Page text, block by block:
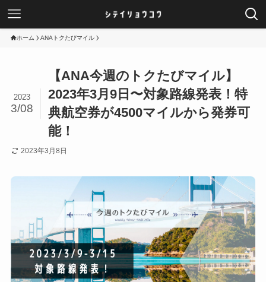
ホーム ANAトクたびマイル
【ANA今週のトクたびマイル】
2023年3月9日〜対象路線発表！特
典航空券が4500マイルから発券可
能！
2023
3/08
2023年3月8日